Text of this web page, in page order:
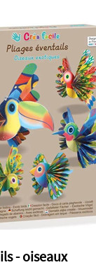
- oiseaux